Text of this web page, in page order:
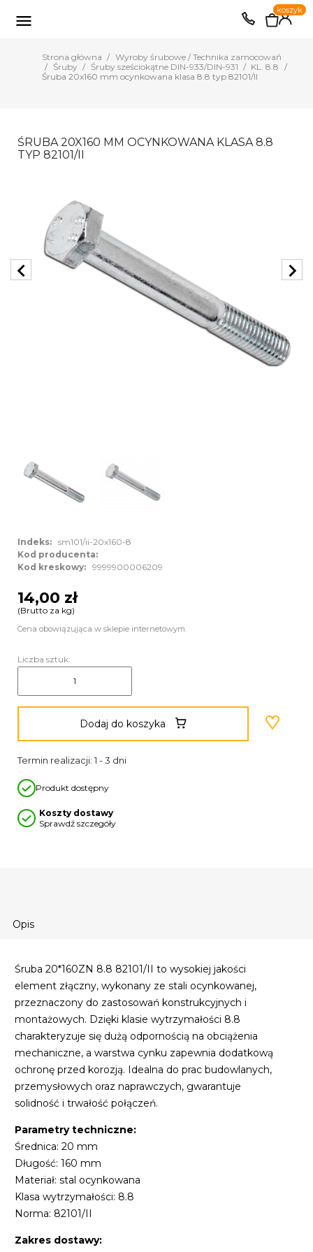
EUR PLN

0
koszyk
Strona główna
Wyroby śrubowe / Technika zamocowań
Śruby
Śruby sześciokątne DIN-933/DIN-931
KL. 8.8
Śruba 20x160 mm ocynkowana klasa 8.8 typ 82101/II
Opis
Śruba 20*160ZN 8.8 82101/II to wysokiej jakości
element złączny, wykonany ze stali ocynkowanej,
przeznaczony do zastosowań konstrukcyjnych i
montażowych. Dzięki klasie wytrzymałości 8.8
charakteryzuje się dużą odpornością na obciążenia
mechaniczne, a warstwa cynku zapewnia dodatkową
ochronę przed korozją. Idealna do prac budowlanych,
przemysłowych oraz naprawczych, gwarantuje
solidność i trwałość połączeń.
Parametry techniczne:
Średnica: 20 mm
Długość: 160 mm
Materiał: stal ocynkowana
Klasa wytrzymałości: 8.8
Norma: 82101/II
Zakres dostawy:
ŚRUBA 20X160 MM OCYNKOWANA KLASA 8.8
TYP 82101/II
chevron_left chevron_right
Indeks: sm101/ii-20x160-8
Kod producenta:
Kod kreskowy: 9999900006209
14,00 zł
(Brutto za kg)
Cena obowiązująca w sklepie internetowym.
Liczba sztuk:
Dodaj do koszyka
Termin realizacji: 1 - 3 dni
Produkt dostępny
Koszty dostawy
Sprawdź szczegóły